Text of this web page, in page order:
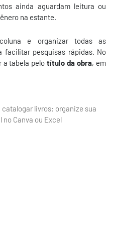
ainda aguardam leitura ou
na estante.
e organizar todas as
facilitar pesquisas rápidas. No
a tabela pelotítulo da obra, em
catalogar livros: organize sua
Canva ou Excel